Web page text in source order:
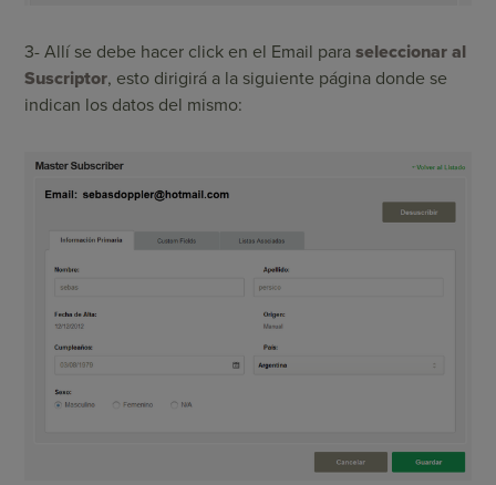
3- Allí se debe hacer click en el Email paraseleccionar al
Suscriptor, esto dirigirá a la siguiente página donde se
indican los datos del mismo: